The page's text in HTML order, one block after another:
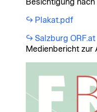
Besichtigung
Plakat.pdf
Salzburg ORF.at
Medienbericht zur